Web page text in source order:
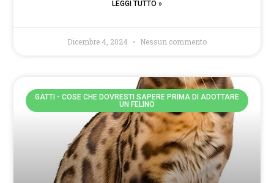
LEGGI TUTTO »
Dicembre 4, 2024 Nessun commento
GATTI - COSE CHE DOVRESTI SAPERE PRIMA DI ADOTTARE
UN FELINO